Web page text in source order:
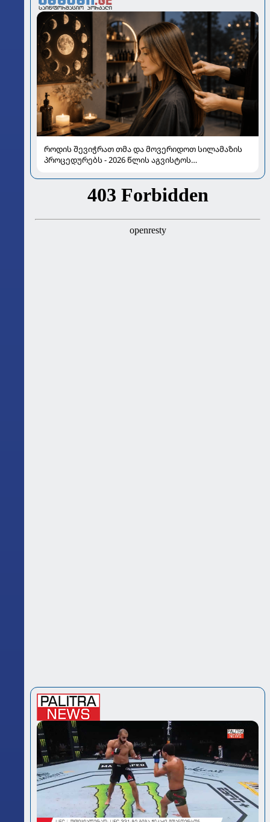
როდის შევიჭრათ თმა და მოვერიდოთ სილამაზის
პროცედურებს - 2026 წლის აგვისტოს